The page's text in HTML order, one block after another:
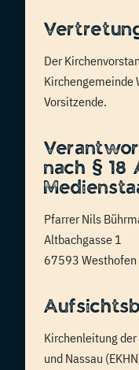
Der
Kirchengemeinde
Vorsitzende.
nach § 18
Pfarrer Nils
Altbachgasse 1
67593 Westhofen
Kirchenleitung
und Nassau